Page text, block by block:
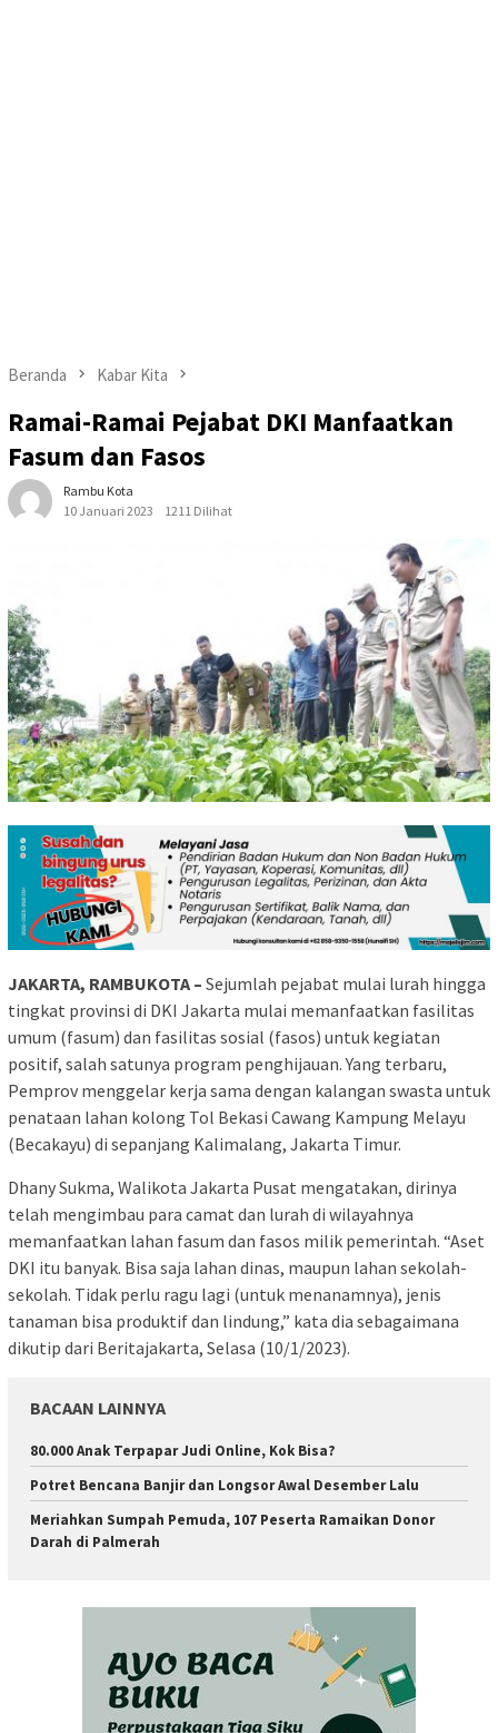
Beranda Kabar Kita
Ramai-Ramai Pejabat DKI Manfaatkan
Fasum dan Fasos
Rambu Kota
10 Januari 2023
1211 Dilihat
JAKARTA, RAMBUKOTA – Sejumlah pejabat mulai lurah hingga
tingkat provinsi di DKI Jakarta mulai memanfaatkan fasilitas
umum (fasum) dan fasilitas sosial (fasos) untuk kegiatan
positif, salah satunya program penghijauan. Yang terbaru,
Pemprov menggelar kerja sama dengan kalangan swasta untuk
penataan lahan kolong Tol Bekasi Cawang Kampung Melayu
(Becakayu) di sepanjang Kalimalang, Jakarta Timur.
Dhany Sukma, Walikota Jakarta Pusat mengatakan, dirinya
telah mengimbau para camat dan lurah di wilayahnya
memanfaatkan lahan fasum dan fasos milik pemerintah. “Aset
DKI itu banyak. Bisa saja lahan dinas, maupun lahan sekolah-
sekolah. Tidak perlu ragu lagi (untuk menanamnya), jenis
tanaman bisa produktif dan lindung,” kata dia sebagaimana
dikutip dari Beritajakarta, Selasa (10/1/2023).
BACAAN LAINNYA
80.000 Anak Terpapar Judi Online, Kok Bisa?
Potret Bencana Banjir dan Longsor Awal Desember Lalu
Meriahkan Sumpah Pemuda, 107 Peserta Ramaikan Donor
Darah di Palmerah